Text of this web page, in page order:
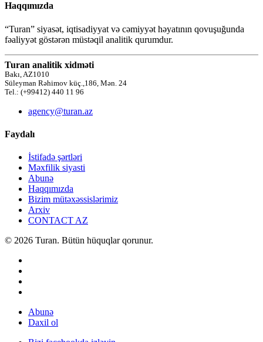
Haqqımızda
“Turan” siyasət, iqtisadiyyat və cəmiyyət həyatının qovuşuğunda
fəaliyyət göstərən müstəqil analitik qurumdur.
Turan analitik xidməti
Bakı, AZ1010
Süleyman Rəhimov küç.,186, Mən. 24
Tel.: (+99412) 440 11 96
agency@turan.az
Faydalı
İstifadə şərtləri
Məxfilik siyasti
Abunə
Haqqımızda
Bizim mütəxəssislərimiz
Arxiv
CONTACT AZ
© 2026 Turan. Bütün hüquqlar qorunur.
Abunə
Daxil ol